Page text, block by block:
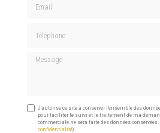
Message
J'autorise ce site à conserver l'ensemble des
pour faciliter le suivi et le traitement de ma
commerciale ne sera faite des données conservées.
confidentialité)